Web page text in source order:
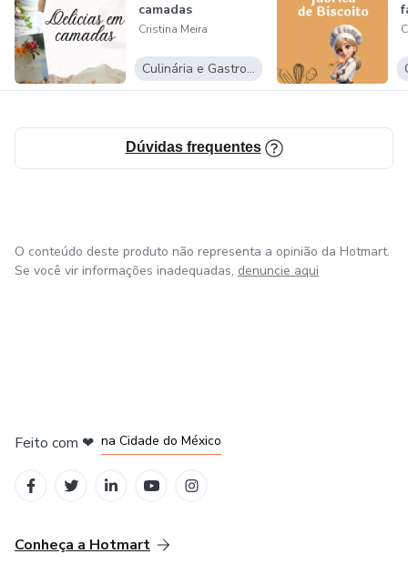
camadas
Cristina Meira
Culinária e Gastronomia
Dúvidas frequentes
O conteúdo deste produto não representa a opinião da Hotmart.
Se você vir informações inadequadas, denuncie aqui
Feito com ❤ na Cidade do México
Conheça a Hotmart